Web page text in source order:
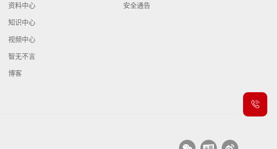
资料中心
知识中心
视频中心
智无不言
博客
安全通告